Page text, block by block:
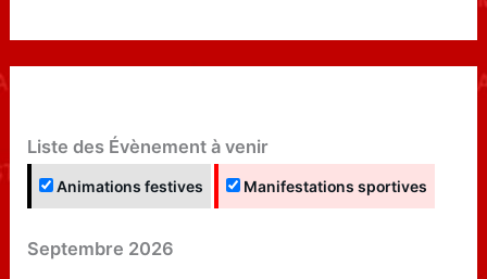
Liste des Évènement à venir
Animations festives Manifestations sportives
Septembre 2026